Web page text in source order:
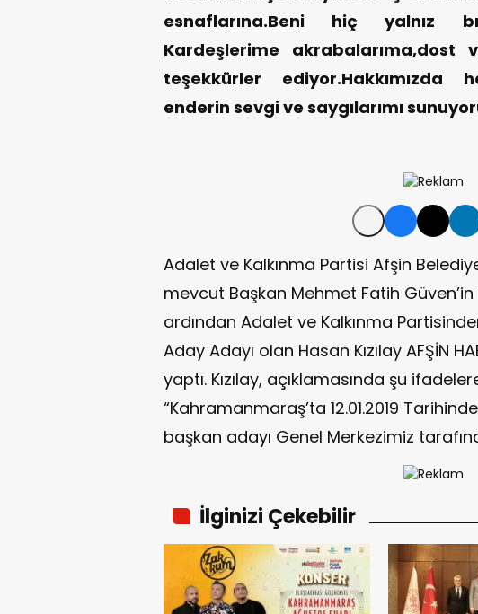
esnaflarına.Beni hiç yalnız
Kardeşlerime akrabalarıma,dost
teşekkürler ediyor.Hakkımızda
enderin sevgi ve saygılarımı
Adalet ve Kalkınma Partisi Afşin
mevcut Başkan Mehmet Fatih Güven’in
ardından Adalet ve Kalkınma
Aday Adayı olan Hasan Kızılay AFŞİN
yaptı. Kızılay, açıklamasında şu
“Kahramanmaraş’ta 12.01.2019
başkan adayı Genel Merkezimiz
İlginizi Çekebilir